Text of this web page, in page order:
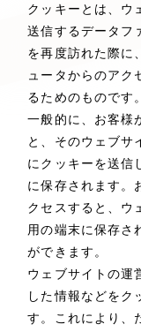
選ばれる理由
サービス
Service
一過性の広告に頼ら
ウハウ」を残す資
す
コーポレ
ECサイ
ブランド
ブラン
制作実績
すべて
コーポレ
ブランド
求人・
ECサイ
クッキーとは、ウ
送信するデータフ
を再度訪れた際に
ュータからのアク
るためのものです。
一般的に、お客様
と、そのウェブサ
にクッキーを送信
に保存されます。
クセスすると、ウ
用の端末に保存さ
ができます。
ウェブサイトの運
した情報などをク
す。これにより、